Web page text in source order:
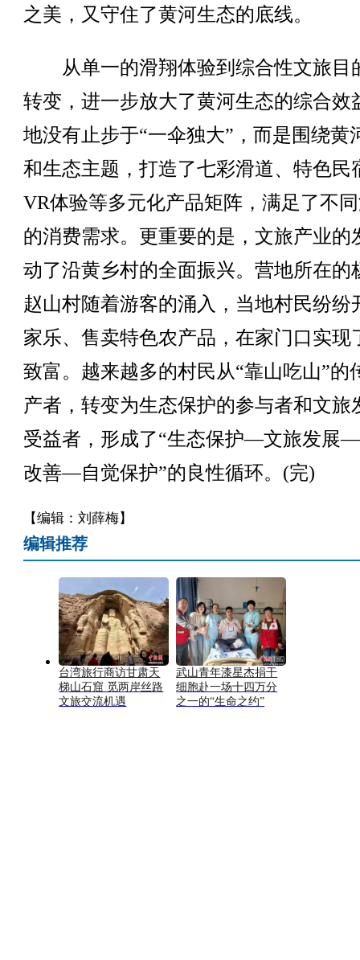
之美，又守住了黄河生态的底线。
从单一的滑翔体验到综合性文旅目
转变，进一步放大了黄河生态的综合效
地没有止步于“一伞独大”，而是围绕黄
和生态主题，打造了七彩滑道、特色民
VR体验等多元化产品矩阵，满足了不
的消费需求。更重要的是，文旅产业的
动了沿黄乡村的全面振兴。营地所在的
赵山村随着游客的涌入，当地村民纷纷
家乐、售卖特色农产品，在家门口实现
致富。越来越多的村民从“靠山吃山”的
产者，转变为生态保护的参与者和文旅
受益者，形成了“生态保护—文旅发展
改善—自觉保护”的良性循环。(完)
【编辑：刘薛梅】
编辑推荐
台湾旅行商访甘肃天
梯山石窟 觅两岸丝路
文旅交流机遇
武山青年漆星杰捐干
细胞赴一场十四万分
之一的“生命之约”